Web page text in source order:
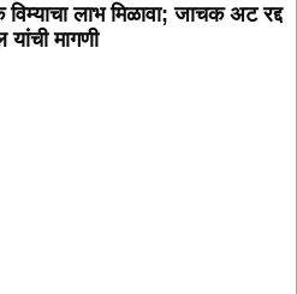
लाभ मिळावा; जाचक अट रद्द
मागणी